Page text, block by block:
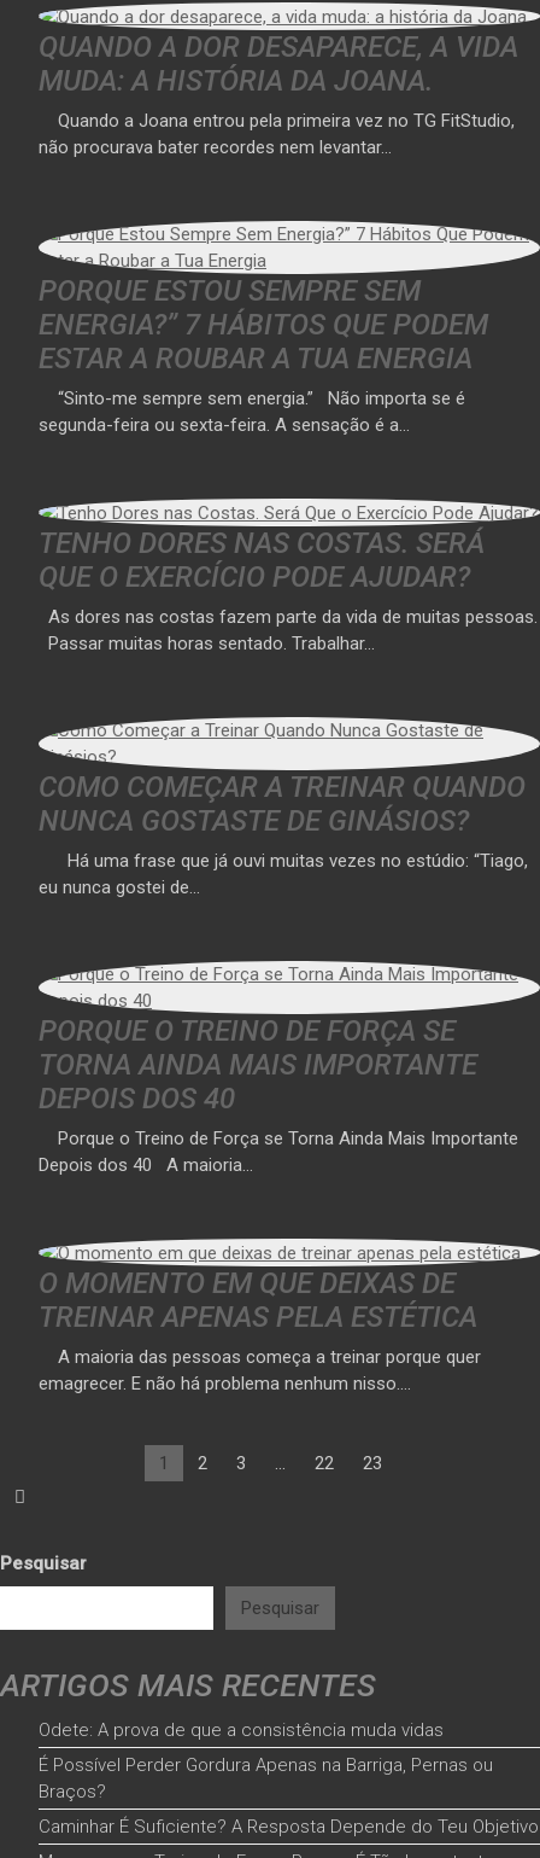
QUANDO A DOR DESAPARECE, A VIDA
MUDA: A HISTÓRIA DA JOANA.
Quando a Joana entrou pela primeira vez no TG FitStudio,
não procurava bater recordes nem levantar…
PORQUE ESTOU SEMPRE SEM
ENERGIA?” 7 HÁBITOS QUE PODEM
ESTAR A ROUBAR A TUA ENERGIA
“Sinto-me sempre sem energia.” Não importa se é
segunda-feira ou sexta-feira. A sensação é a…
TENHO DORES NAS COSTAS. SERÁ
QUE O EXERCÍCIO PODE AJUDAR?
As dores nas costas fazem parte da vida de muitas pessoas.
Passar muitas horas sentado. Trabalhar…
COMO COMEÇAR A TREINAR QUANDO
NUNCA GOSTASTE DE GINÁSIOS?
Há uma frase que já ouvi muitas vezes no estúdio: “Tiago,
eu nunca gostei de…
PORQUE O TREINO DE FORÇA SE
TORNA AINDA MAIS IMPORTANTE
DEPOIS DOS 40
Porque o Treino de Força se Torna Ainda Mais Importante
Depois dos 40 A maioria…
O MOMENTO EM QUE DEIXAS DE
TREINAR APENAS PELA ESTÉTICA
A maioria das pessoas começa a treinar porque quer
emagrecer. E não há problema nenhum nisso.…
1 2 3 … 22 23
Pesquisar
Pesquisar
ARTIGOS MAIS RECENTES
Odete: A prova de que a consistência muda vidas
É Possível Perder Gordura Apenas na Barriga, Pernas ou
Braços?
Caminhar É Suficiente? A Resposta Depende do Teu Objetivo